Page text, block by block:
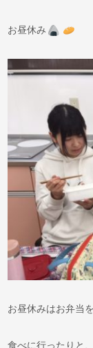
お昼休み
お昼休みはお弁当
食べに行ったりと